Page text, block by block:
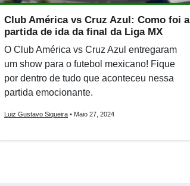
Club América vs Cruz Azul: Como foi a
partida de ida da final da Liga MX
O Club América vs Cruz Azul entregaram
um show para o futebol mexicano! Fique
por dentro de tudo que aconteceu nessa
partida emocionante.
Luiz Gustavo Siqueira • Maio 27, 2024